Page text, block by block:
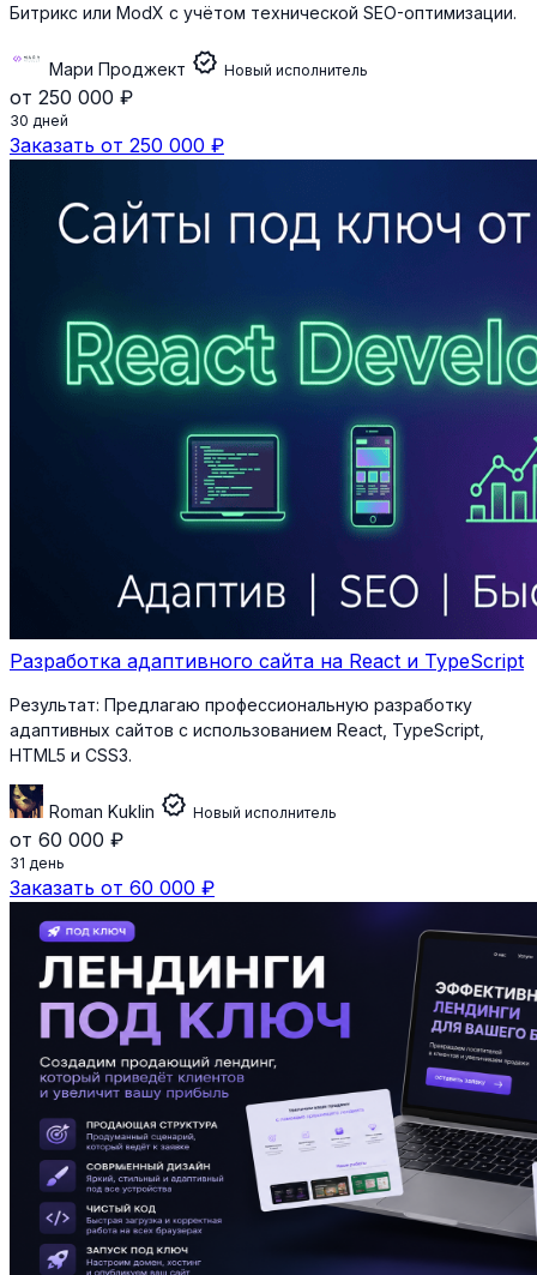
Битрикс или ModX с учётом технической SEO-оптимизации.
Мари Проджект verified Новый исполнитель
от 250 000 ₽
30 дней
Заказать от 250 000 ₽
Разработка адаптивного сайта на React и TypeScript
Результат: Предлагаю профессиональную разработку
адаптивных сайтов с использованием React, TypeScript,
HTML5 и CSS3.
Roman Kuklin verified Новый исполнитель
от 60 000 ₽
31 день
Заказать от 60 000 ₽